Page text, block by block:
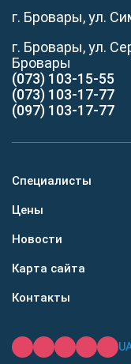
г. Бровары, ул.
г. Бровары, ул.
Бровары
(073) 103-15-55
(073) 103-17-77
(097) 103-17-77
Специалисты
Цены
Новости
Карта сайта
Контакты